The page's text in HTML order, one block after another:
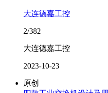
大连德嘉工控
2/382
大连德嘉工控
2023-10-23
原创